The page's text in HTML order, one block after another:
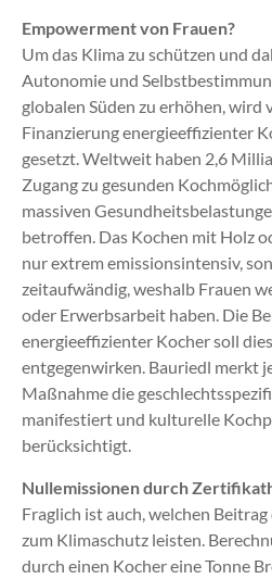
Empowerment von Frauen?
Um das Klima zu schützen und
Autonomie und
globalen Süden zu erhöhen, wird
Finanzierung energieeffizienter
gesetzt. Weltweit haben 2,6
Zugang zu gesunden
massiven
betroffen. Das Kochen mit Holz
nur extrem emissionsintensiv,
zeitaufwändig, weshalb Frauen
oder Erwerbsarbeit haben. Die
energieeffizienter Kocher soll
entgegenwirken. Bauriedl merkt
Maßnahme die
manifestiert und kulturelle
berücksichtigt.
Nullemissionen durch
Fraglich ist auch, welchen
zum Klimaschutz leisten.
durch einen Kocher eine Tonne